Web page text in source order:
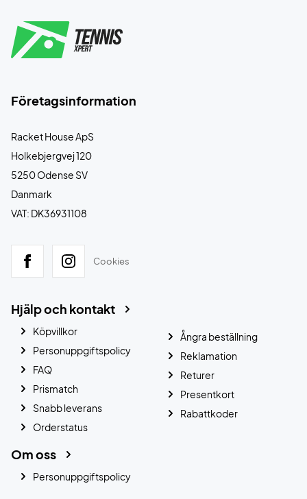
Företagsinformation
Racket House ApS
Holkebjergvej 120
5250 Odense SV
Danmark
VAT: DK36931108
Cookies
Hjälp och kontakt
Köpvillkor
Personuppgiftspolicy
FAQ
Prismatch
Snabb leverans
Orderstatus
Ångra beställning
Reklamation
Returer
Presentkort
Rabattkoder
Om oss
Personuppgiftspolicy